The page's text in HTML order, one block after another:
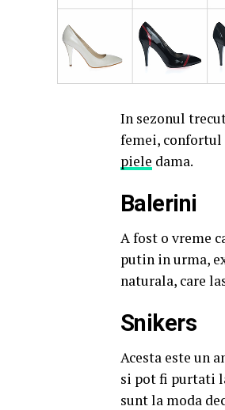
In sezonul
femei, confortul
piele dama.
Balerini
A fost o vreme
putin in urma,
naturala, care
Snikers
Acesta este un
si pot fi purtati
sunt la moda